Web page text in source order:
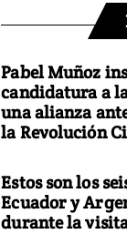
Pabel Muñoz
candidatura a
una alianza
la Revolución
Estos son los
Ecuador y
durante la